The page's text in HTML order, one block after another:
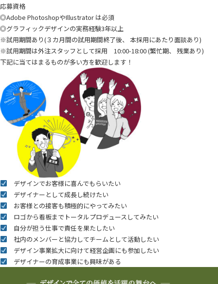
応募資格
◎Adobe PhotoshopやIllustrator は必須
◎グラフィックデザインの実務経験3年以上
※試用期間あり(３カ月間の試用期間終了後、 本採用にあたり面談あり)
※試用期間は外注スタッフとして採用 10:00-18:00 (繁忙期、 残業あり)
下記に当てはまるものが多い方を歓迎します！
デザインでお客様に喜んでもらいたい
デザイナーとして成長し続けたい
お客様との接客も積極的にやってみたい
ロゴから看板までトータルプロデュースしてみたい
自分が担う仕事で責任を果たしたい
社内のメンバーと協力してチームとして活動したい
デザイン事業拡大に向けて経営企画にも参加したい
デザイナーの育成事業にも興味がある